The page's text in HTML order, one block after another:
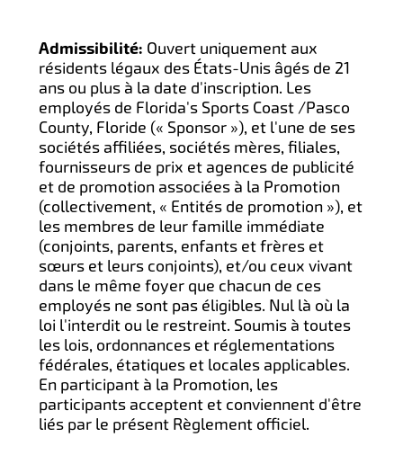
Admissibilité: Ouvert uniquement aux
résidents légaux des États-Unis âgés de 21
ans ou plus à la date d'inscription. Les
employés de Florida's Sports Coast /Pasco
County, Floride (« Sponsor »), et l'une de ses
sociétés affiliées, sociétés mères, filiales,
fournisseurs de prix et agences de publicité
et de promotion associées à la Promotion
(collectivement, « Entités de promotion »), et
les membres de leur famille immédiate
(conjoints, parents, enfants et frères et
sœurs et leurs conjoints), et/ou ceux vivant
dans le même foyer que chacun de ces
employés ne sont pas éligibles. Nul là où la
loi l'interdit ou le restreint. Soumis à toutes
les lois, ordonnances et réglementations
fédérales, étatiques et locales applicables.
En participant à la Promotion, les
participants acceptent et conviennent d'être
liés par le présent Règlement officiel.